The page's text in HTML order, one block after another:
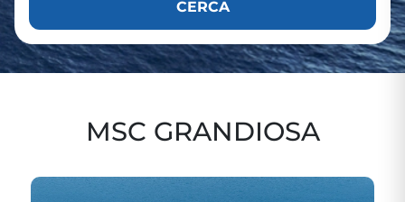
CERCA
MSC GRANDIOSA